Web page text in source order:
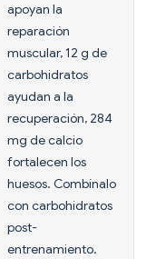
apoyan la
reparación
muscular, 12 g de
carbohidratos
ayudan a la
recuperación, 284
mg de calcio
fortalecen los
huesos. Combínalo
con carbohidratos
post-
entrenamiento.